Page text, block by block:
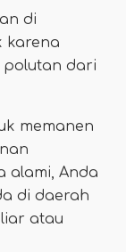
di
karena
polutan dari
memanen
alami, Anda
di daerah
atau